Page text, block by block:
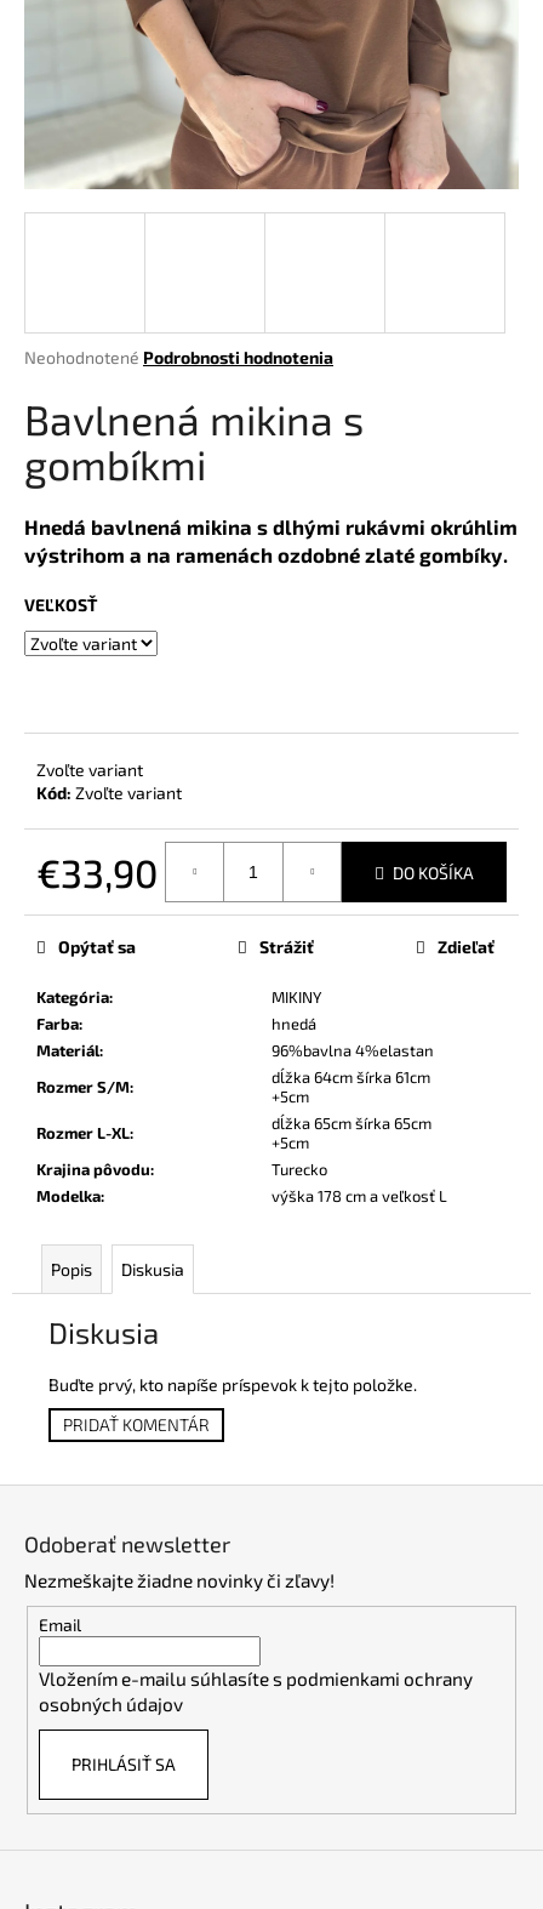
Priemerné
produktu
je
z
5
hviezdičiek.
Neohodnotené Podrobnosti hodnotenia
Bavlnená mikina s
gombíkmi
Hnedá bavlnená mikina s dlhými rukávmi okrúhlim
výstrihom a na ramenách ozdobné zlaté gombíky.
VEĽKOSŤ
Zvoľte variant
Kód: Zvoľte variant
€33,90 DO KOŠÍKA
Kategória:
MIKINY
Farba:
hnedá
Materiál:
96%bavlna 4%elastan
Rozmer S/M:
dĺžka 64cm šírka 61cm
+5cm
Rozmer L-XL:
dĺžka 65cm šírka 65cm
+5cm
Krajina pôvodu:
Turecko
Modelka: výška 178 cm a veľkosť L
Opýtať sa Strážiť Zdieľať
Popis Diskusia
Diskusia
Buďte prvý, kto napíše príspevok k tejto položke.
PRIDAŤ KOMENTÁR
ť
d
p
o
r
ú
č
m
e
Odoberať newsletter
Nezmeškajte žiadne novinky či zľavy!
Email
Vložením e-mailu súhlasíte s podmienkami ochrany
osobných údajov
PRIHLÁSIŤ SA